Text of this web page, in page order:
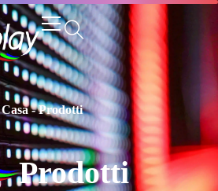
Casa-Prodotti
Prodotti